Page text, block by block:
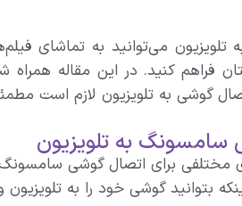
می‌توانید به تماشای
فراهم کنید. در این مقاله
گوشی به تلویزیون لازم است
به تلویزیون
برای اتصال گوشی سامسونگ
بتوانید گوشی خود را به